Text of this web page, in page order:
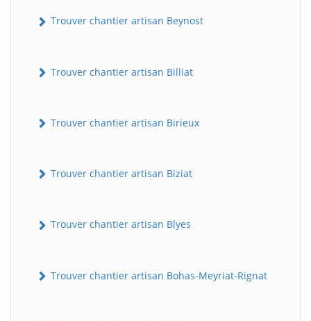
Trouver chantier artisan Beynost
Trouver chantier artisan Billiat
Trouver chantier artisan Birieux
Trouver chantier artisan Biziat
Trouver chantier artisan Blyes
Trouver chantier artisan Bohas-Meyriat-Rignat